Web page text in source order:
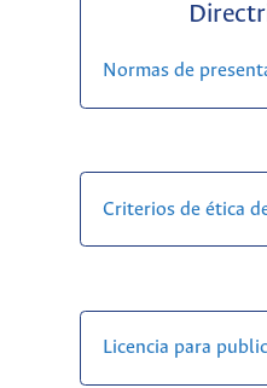
Normas de
Criterios de ética
Licencia para